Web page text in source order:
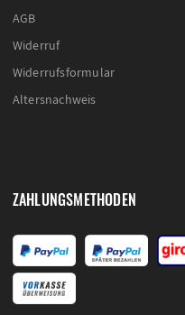
AGB
Widerruf
Widerrufsformular
Altersnachweis
ZAHLUNGSMETHODEN